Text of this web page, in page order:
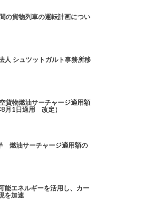
の貨物列車の運転計画につい
人 シュツットガルト事務所移
貨物燃油サーチャージ適用額
月1日適用 改定）
燃油サーチャージ適用額の
能エネルギーを活用し、カー
を加速